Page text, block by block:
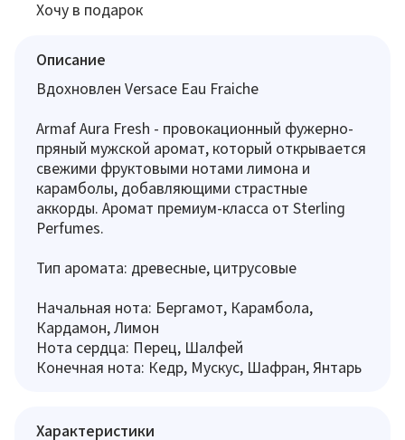
Хочу в подарок
Описание
Вдохновлен Versace Eau Fraiche
Armaf Aura Fresh - провокационный фужерно-
пряный мужской аромат, который открывается
свежими фруктовыми нотами лимона и
карамболы, добавляющими страстные
аккорды. Аромат премиум-класса от Sterling
Perfumes.
Тип аромата: древесные, цитрусовые
Начальная нота: Бергамот, Карамбола,
Кардамон, Лимон
Нота сердца: Перец, Шалфей
Конечная нота: Кедр, Мускус, Шафран, Янтарь
Характеристики